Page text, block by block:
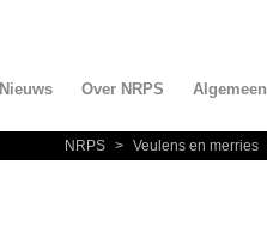
Nieuws Over NRPS Algemeen
NRPS > Veulens en merries